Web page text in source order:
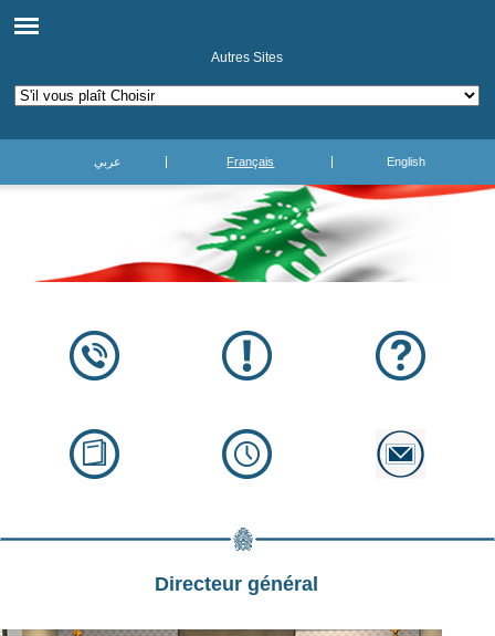
Autres Sites
عربي Français English
Directeur général